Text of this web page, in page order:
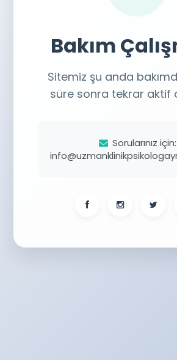
Bakım
Sitemiz şu anda
süre sonra tekrar aktif
Sorularınız için: